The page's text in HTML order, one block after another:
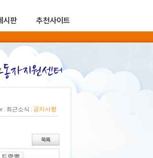
시판 추천사이트
최근소식 공지사항